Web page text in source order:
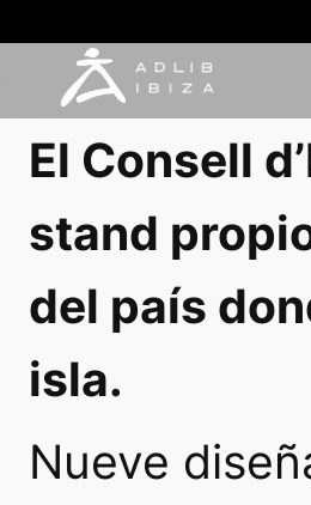
El Consell
stand
del país
isla.
Nueve